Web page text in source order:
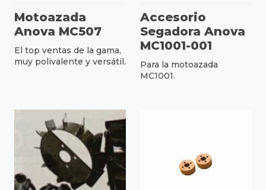
Motoazada
Anova MC507
El top ventas de la gama,
muy polivalente y versátil.
Accesorio
Segadora Anova
MC1001-001
Para la motoazada
MC1001.